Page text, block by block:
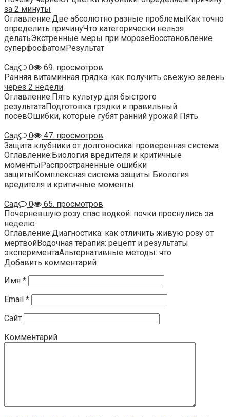
за 2 минуты
Оглавление:Две абсолютно разные проблемыКак точно
определить причинуЧто категорически нельзя
делатьЭкстренные меры при морозеВосстановление
суперфосфатомРезультат
Сад
0
69. просмотров
Ранняя витаминная грядка: как получить свежую зелень
через 2 недели
Оглавление:Пять культур для быстрого
результатаПодготовка грядки и правильный
посевОшибки, которые губят ранний урожай Пять
Сад
0
47. просмотров
Защита клубники от долгоносика: проверенная система
Оглавление:Биология вредителя и критичные
моментыРаспространенные ошибки
защитыКомплексная система защиты Биология
вредителя и критичные моменты
Сад
0
65. просмотров
Почерневшую розу спас водкой: почки проснулись за
неделю
Оглавление:Диагностика: как отличить живую розу от
мертвойВодочная терапия: рецепт и результаты
экспериментаАльтернативные методы: что
Добавить комментарий
Имя *
Email *
Сайт
Комментарий